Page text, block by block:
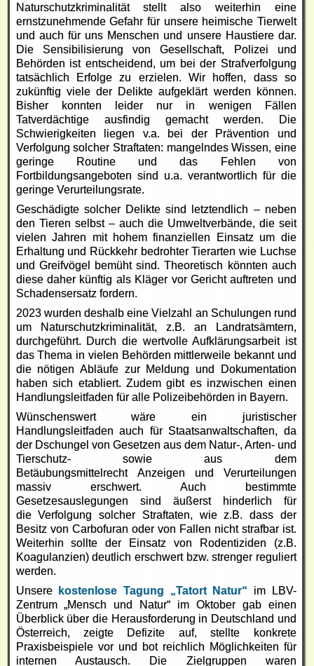
Naturschutzkriminalität stellt also weiterhin eine
ernstzunehmende Gefahr für unsere heimische Tierwelt
und auch für uns Menschen und unsere Haustiere dar.
Die Sensibilisierung von Gesellschaft, Polizei und
Behörden ist entscheidend, um bei der Strafverfolgung
tatsächlich Erfolge zu erzielen. Wir hoffen, dass so
zukünftig viele der Delikte aufgeklärt werden können.
Bisher konnten leider nur in wenigen Fällen
Tatverdächtige ausfindig gemacht werden. Die
Schwierigkeiten liegen v.a. bei der Prävention und
Verfolgung solcher Straftaten: mangelndes Wissen, eine
geringe Routine und das Fehlen von
Fortbildungsangeboten sind u.a. verantwortlich für die
geringe Verurteilungsrate.
Geschädigte solcher Delikte sind letztendlich – neben
den Tieren selbst – auch die Umweltverbände, die seit
vielen Jahren mit hohem finanziellen Einsatz um die
Erhaltung und Rückkehr bedrohter Tierarten wie Luchse
und Greifvögel bemüht sind. Theoretisch könnten auch
diese daher künftig als Kläger vor Gericht auftreten und
Schadensersatz fordern.
2023 wurden deshalb eine Vielzahl an Schulungen rund
um Naturschutzkriminalität, z.B. an Landratsämtern,
durchgeführt. Durch die wertvolle Aufklärungsarbeit ist
das Thema in vielen Behörden mittlerweile bekannt und
die nötigen Abläufe zur Meldung und Dokumentation
haben sich etabliert. Zudem gibt es inzwischen einen
Handlungsleitfaden für alle Polizeibehörden in Bayern.
Wünschenswert wäre ein juristischer
Handlungsleitfaden auch für Staatsanwaltschaften, da
der Dschungel von Gesetzen aus dem Natur-, Arten- und
Tierschutz- sowie aus dem
Betäubungsmittelrecht Anzeigen und Verurteilungen
massiv erschwert. Auch bestimmte
Gesetzesauslegungen sind äußerst hinderlich für
die Verfolgung solcher Straftaten, wie z.B. dass der
Besitz von Carbofuran oder von Fallen nicht strafbar ist.
Weiterhin sollte der Einsatz von Rodentiziden (z.B.
Koagulanzien) deutlich erschwert bzw. strenger reguliert
werden.
Unserekostenlose Tagung „Tatort Natur“ im LBV-
Zentrum „Mensch und Natur“ im Oktober gab einen
Überblick über die Herausforderung in Deutschland und
Österreich, zeigte Defizite auf, stellte konkrete
Praxisbeispiele vor und bot reichlich Möglichkeiten für
internen Austausch. Die Zielgruppen waren